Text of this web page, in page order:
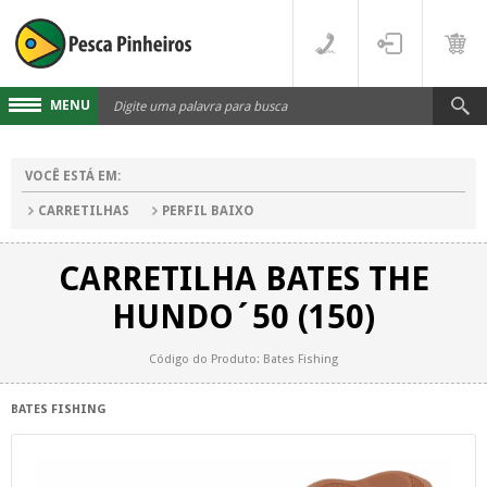
MENU
Acesse sua conta
LINHAS
MULTIFILAMENTO
VARAS
VOCÊ ESTÁ EM:
CARRETILHAS PERFIL BAIXO
CARRETILHA BATES THE
HUNDO´50 (150)
Código do Produto: Bates Fishing
BATES FISHING